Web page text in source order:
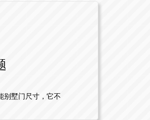
别墅门尺寸，它不